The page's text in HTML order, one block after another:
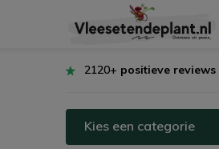
2120+ positieve reviews
Kies een categorie